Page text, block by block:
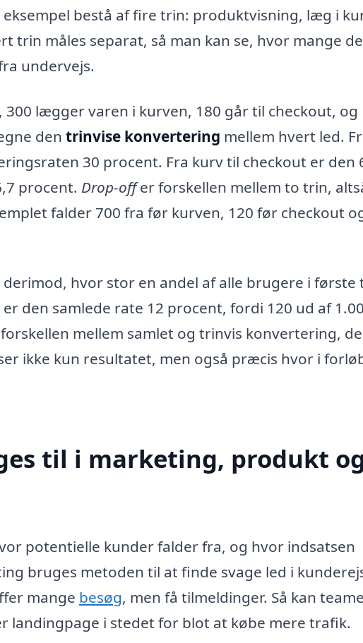
bestå af fire trin: produktvisning, læg i
trin måles separat, så man kan se, hvor mange
undervejs.
lægger varen i kurven, 180 går til checkout, og
den trinvise konvertering mellem hvert led.
30 procent. Fra kurv til checkout er den
procent. Drop-offer forskellen mellem to trin,
falder 700 fra før kurven, 120 før checkout
derimod, hvor stor en andel af alle brugere i første
den samlede rate 12 procent, fordi 120 ud af
mellem samlet og trinvis konvertering,
ikke kun resultatet, men også præcis hvor i
til i marketing, produkt
potentielle kunder falder fra, og hvor indsatsen
bruges metoden til at finde svage led i
mange besøg, men få tilmeldinger. Så kan
landingpage i stedet for blot at købe mere trafik.